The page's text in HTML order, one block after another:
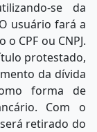
se da
usuário fará a
CPF ou CNPJ.
protestado,
da dívida
forma de
Com o
retirado do